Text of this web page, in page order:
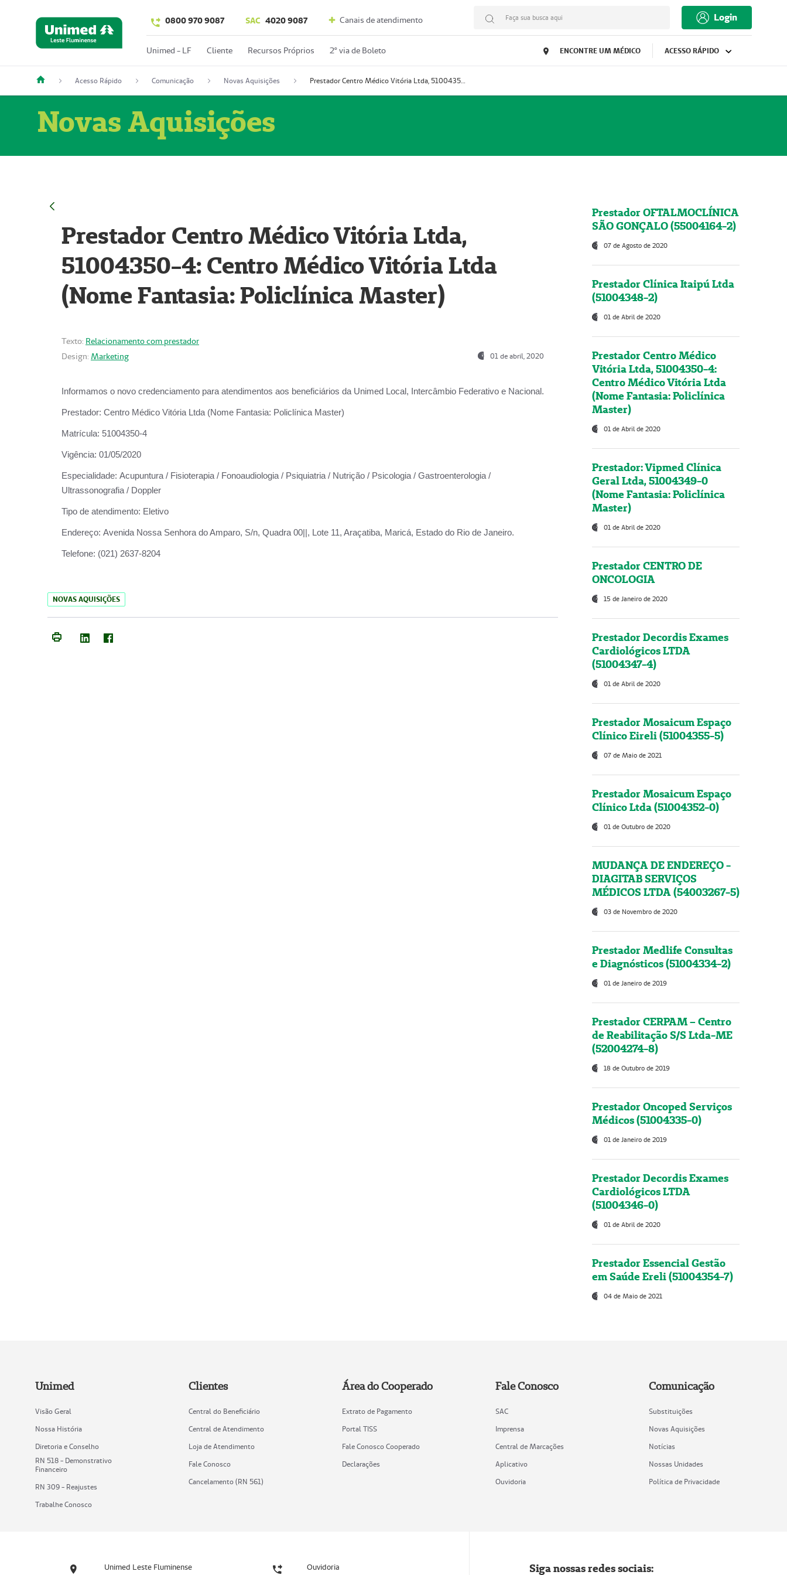
0800 970 9087 SAC 4020 9087 Canais de atendimento Faça sua busca aqui Login
Unimed - LF Cliente Recursos Próprios 2º via de Boleto ENCONTRE UM MÉDICO ACESSO RÁPIDO
Acesso Rápido Comunicação Novas Aquisições Prestador Centro Médico Vitória Ltda, 51004350-4: Centro Médico Vitória Ltda (Nome Fantasia: Policlínica Master)
Novas Aquisições
Prestador Centro Médico Vitória Ltda,
51004350-4: Centro Médico Vitória Ltda
(Nome Fantasia: Policlínica Master)
Texto: Relacionamento com prestador
Design: Marketing 01 de abril, 2020
Informamos o novo credenciamento para atendimentos aos beneficiários da Unimed Local, Intercâmbio Federativo e Nacional.
Prestador: Centro Médico Vitória Ltda (Nome Fantasia: Policlínica Master)
Matrícula: 51004350-4
Vigência: 01/05/2020
Especialidade: Acupuntura / Fisioterapia / Fonoaudiologia / Psiquiatria / Nutrição / Psicologia / Gastroenterologia /
Ultrassonografia / Doppler
Tipo de atendimento: Eletivo
Endereço: Avenida Nossa Senhora do Amparo, S/n, Quadra 00||, Lote 11, Araçatiba, Maricá, Estado do Rio de Janeiro.
Telefone: (021) 2637-8204
NOVAS AQUISIÇÕES
Prestador OFTALMOCLÍNICA
SÃO GONÇALO (55004164-2)
07 de Agosto de 2020
Prestador Clínica Itaipú Ltda
(51004348-2)
01 de Abril de 2020
Prestador Centro Médico
Vitória Ltda, 51004350-4:
Centro Médico Vitória Ltda
(Nome Fantasia: Policlínica
Master)
01 de Abril de 2020
Prestador: Vipmed Clínica
Geral Ltda, 51004349-0
(Nome Fantasia: Policlínica
Master)
01 de Abril de 2020
Prestador CENTRO DE
ONCOLOGIA
15 de Janeiro de 2020
Prestador Decordis Exames
Cardiológicos LTDA
(51004347-4)
01 de Abril de 2020
Prestador Mosaicum Espaço
Clínico Eireli (51004355-5)
07 de Maio de 2021
Prestador Mosaicum Espaço
Clínico Ltda (51004352-0)
01 de Outubro de 2020
MUDANÇA DE ENDEREÇO -
DIAGITAB SERVIÇOS
MÉDICOS LTDA (54003267-5)
03 de Novembro de 2020
Prestador Medlife Consultas
e Diagnósticos (51004334-2)
01 de Janeiro de 2019
Prestador CERPAM – Centro
de Reabilitação S/S Ltda-ME
(52004274-8)
18 de Outubro de 2019
Prestador Oncoped Serviços
Médicos (51004335-0)
01 de Janeiro de 2019
Prestador Decordis Exames
Cardiológicos LTDA
(51004346-0)
01 de Abril de 2020
Prestador Essencial Gestão
em Saúde Ereli (51004354-7)
04 de Maio de 2021
Unimed
Visão Geral
Nossa História
Diretoria e Conselho
RN 518 - Demonstrativo
Financeiro
RN 309 - Reajustes
Trabalhe Conosco
Clientes
Central do Beneficiário
Central de Atendimento
Loja de Atendimento
Fale Conosco
Cancelamento (RN 561)
Área do Cooperado
Extrato de Pagamento
Portal TISS
Fale Conosco Cooperado
Declarações
Fale Conosco
SAC
Imprensa
Central de Marcações
Aplicativo
Ouvidoria
Comunicação
Substituições
Novas Aquisições
Notícias
Nossas Unidades
Política de Privacidade
Unimed Leste Fluminense Ouvidoria Siga nossas redes sociais: